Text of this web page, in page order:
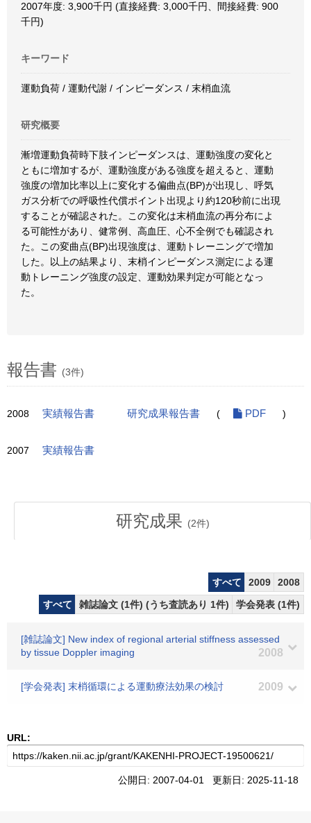
2007年度: 3,900千円 (直接経費: 3,000千円、間接経費: 900
千円)
キーワード
運動負荷 / 運動代謝 / インピーダンス / 末梢血流
研究概要
漸増運動負荷時下肢インピーダンスは、運動強度の変化と
ともに増加するが、運動強度がある強度を超えると、運動
強度の増加比率以上に変化する偏曲点(BP)が出現し、呼気
ガス分析での呼吸性代償ポイント出現より約120秒前に出現
することが確認された。この変化は末梢血流の再分布によ
る可能性があり、健常例、高血圧、心不全例でも確認され
た。この変曲点(BP)出現強度は、運動トレーニングで増加
した。以上の結果より、末梢インピーダンス測定による運
動トレーニング強度の設定、運動効果判定が可能となっ
た。
報告書 (3件)
2008 実績報告書 研究成果報告書 ( PDF )
2007 実績報告書
研究成果 (2件)
すべて 2009
2008
すべて
雑誌論文 (1件) (うち査読あり 1件) 学会発表 (1件)
[雑誌論文] New index of regional arterial stiffness assessed
by tissue Doppler imaging
2008
[学会発表] 末梢循環による運動療法効果の検討 2009
URL:
公開日: 2007-04-01 更新日: 2025-11-18